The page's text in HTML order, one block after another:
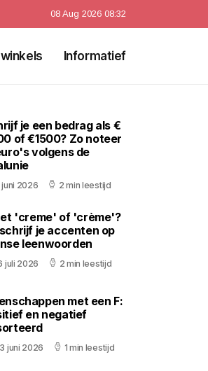
08 Aug 2026 08:32
Informatief
je een bedrag als €
of €1500? Zo noteer
volgens de
juni 2026 2 min leestijd
'creme' of 'crème'?
je accenten op
leenwoorden
juli 2026 2 min leestijd
met een F:
en negatief
juni 2026 1 min leestijd